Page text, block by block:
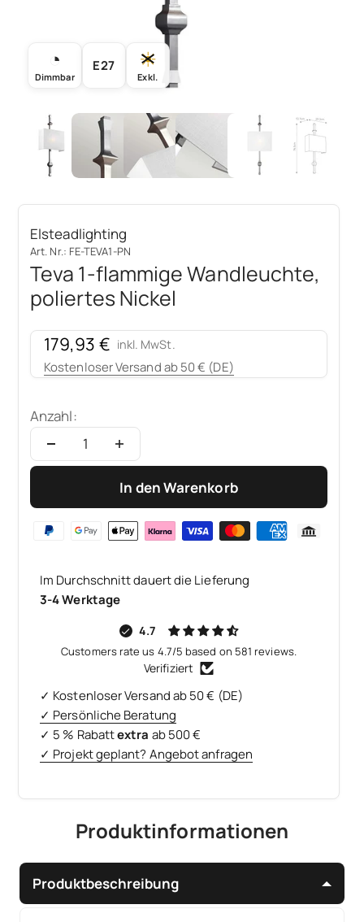
◔
Dimmbar
E27 ☀
Exkl.
Elsteadlighting
Art. Nr.: FE-TEVA1-PN
Teva 1-flammige Wandleuchte,
poliertes Nickel
Angebot
179,93 € inkl. MwSt.
Kostenloser Versand ab 50 € (DE)
Anzahl:
In den Warenkorb
Im Durchschnitt dauert die Lieferung
3-4 Werktage
4.7
Customers rate us 4.7/5 based on 581 reviews.
Verifiziert
✓ Kostenloser Versand ab 50 € (DE)
✓ Persönliche Beratung
✓ 5 % Rabattextra ab 500 €
✓ Projekt geplant? Angebot anfragen
Produktinformationen
Produktbeschreibung